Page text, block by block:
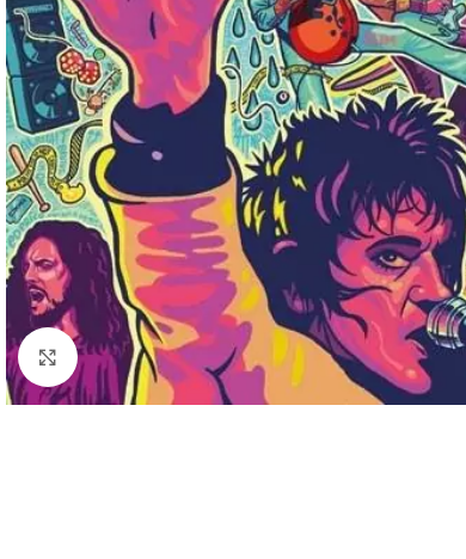
Cliquez pour agrandir